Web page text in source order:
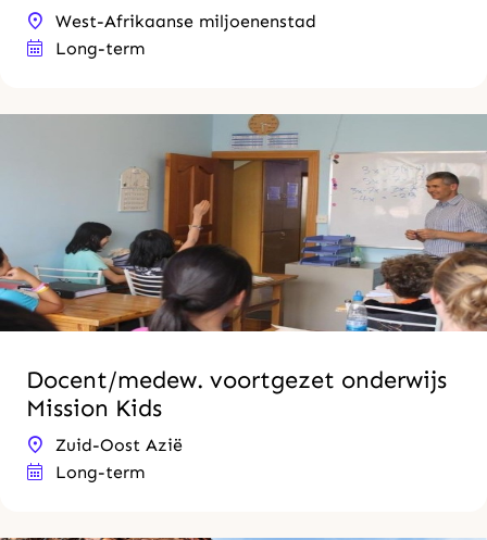
West-Afrikaanse miljoenenstad
Long-term
Docent/medew. voortgezet onderwijs
Mission Kids
Zuid-Oost Azië
Long-term